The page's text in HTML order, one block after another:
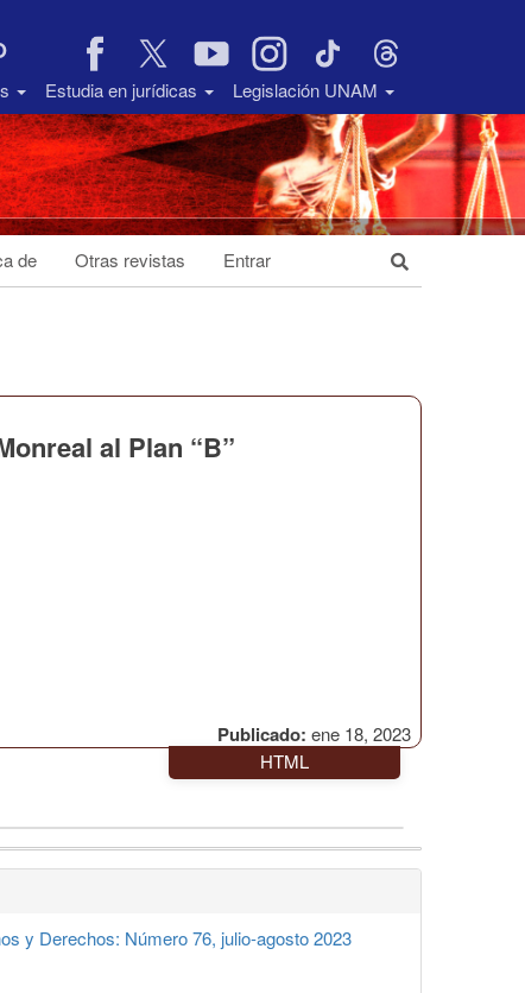
Estudia en jurídicas Legislación UNAM
de Otras revistas Entrar
Publicado: ene 18, 2023
al Plan “B”
HTML
y Derechos: Número 76, julio-agosto 2023